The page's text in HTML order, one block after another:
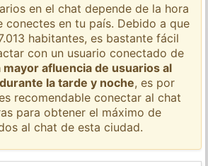
en el chat depende de la hora
conectes en tu país. Debido a que
habitantes, es bastante fácil
con un usuario conectado de
mayor afluencia de usuarios al
la tarde y noche, es por
recomendable conectar al chat
para obtener el máximo de
al chat de esta ciudad.